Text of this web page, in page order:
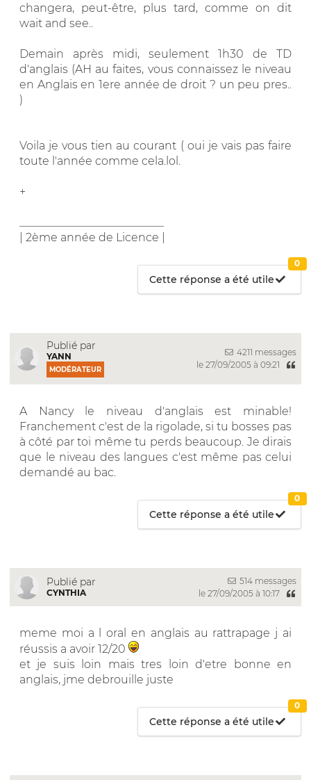
changera, peut-être, plus tard, comme on dit
wait and see..
Demain après midi, seulement 1h30 de TD
d'anglais (AH au faites, vous connaissez le niveau
en Anglais en 1ere année de droit ? un peu pres..
)
Voila je vous tien au courant ( oui je vais pas faire
toute l'année comme cela.lol.
+
| 2ème année de Licence |
Cette réponse a été utile
0
Publié par
YANN
MODÉRATEUR
4211 messages
le 27/09/2005 à 09:21
A Nancy le niveau d'anglais est minable!
Franchement c'est de la rigolade, si tu bosses pas
à côté par toi même tu perds beaucoup. Je dirais
que le niveau des langues c'est même pas celui
demandé au bac.
Cette réponse a été utile
0
Publié par
CYNTHIA
514 messages
le 27/09/2005 à 10:17
meme moi a l oral en anglais au rattrapage j ai
réussis a avoir 12/20
et je suis loin mais tres loin d'etre bonne en
anglais, jme debrouille juste
Cette réponse a été utile
0